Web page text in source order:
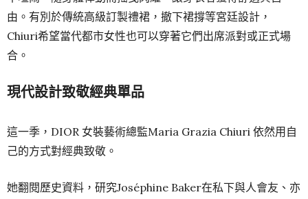
由。有別於傳統高級訂製禮裙，撤下裙撐等宮廷設計，
Chiuri希望當代都市女性也可以穿著它們出席派對或正式場
合。
現代設計致敬經典單品
這一季，DIOR 女裝藝術總監Maria Grazia Chiuri 依然用自
己的方式對經典致敬。
她翻閱歷史資料，研究Joséphine Baker在私下與人會友、亦